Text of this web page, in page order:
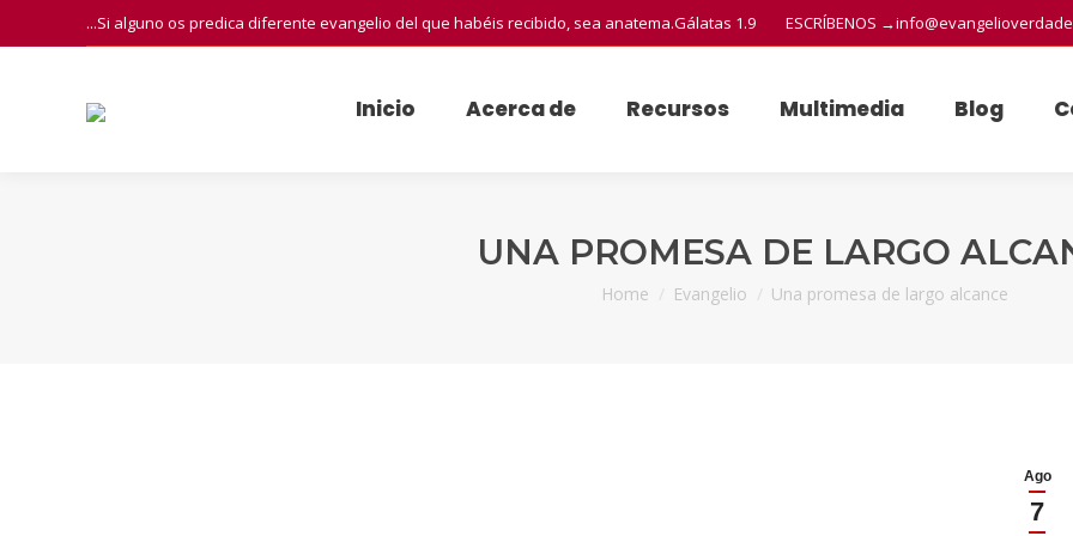
...Si alguno os predica diferente evangelio del que habéis recibido, sea anatema.Gálatas 1.9 ESCRÍBENOS →
Inicio Acerca de Recursos Multimedia Blog
UNA PROMESA DE LARGO
You are here:
Home Evangelio Una promesa de largo alcance
Ago
7